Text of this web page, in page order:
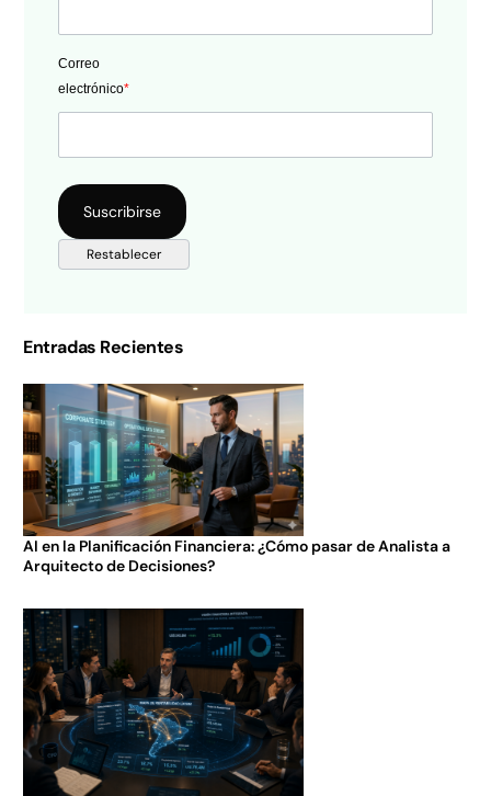
Correo
electrónico*
Entradas Recientes
AI en la Planificación Financiera: ¿Cómo pasar de Analista a
Arquitecto de Decisiones?